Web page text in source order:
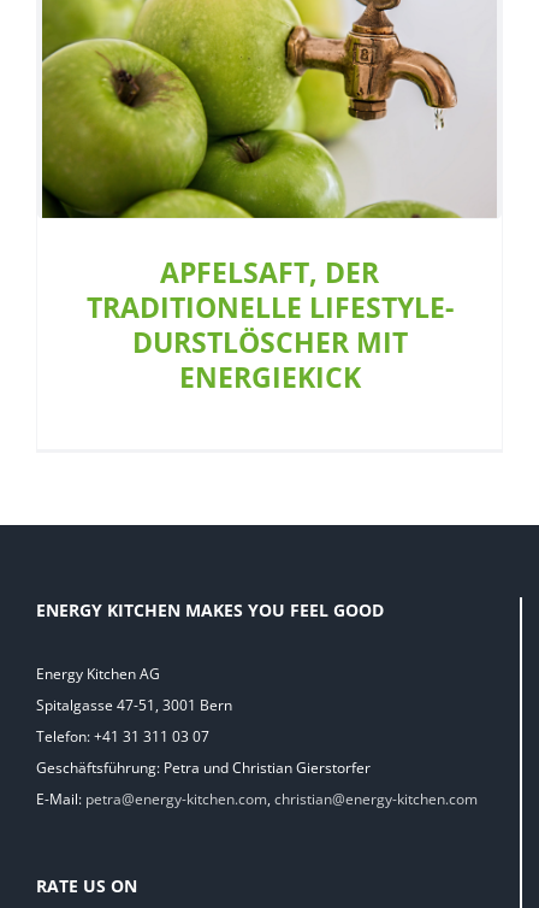
APFELSAFT, DER TRADITIONELLE
LIFESTYLE-DURSTLÖSCHER MIT
ENERGIEKICK
Allgemein Café Restaurant
APFELSAFT, DER
TRADITIONELLE LIFESTYLE-
DURSTLÖSCHER MIT
ENERGIEKICK
ENERGY KITCHEN MAKES YOU FEEL GOOD
Energy Kitchen AG
Spitalgasse 47-51, 3001 Bern
Telefon: +41 31 311 03 07
Geschäftsführung: Petra und Christian Gierstorfer
E-Mail: petra@energy-kitchen.com, christian@energy-kitchen.com
RATE US ON